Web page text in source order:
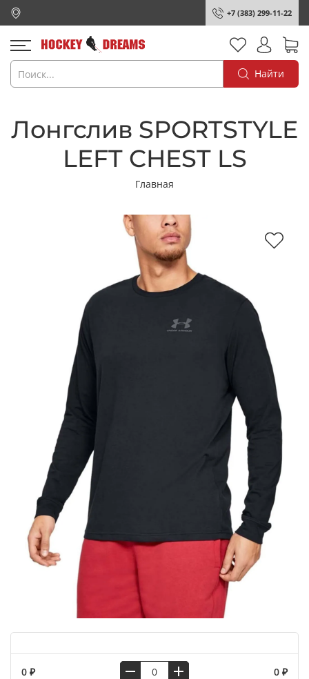
+7 (383) 299-11-22
Найти
Лонгслив SPORTSTYLE
LEFT CHEST LS
Главная
0 ₽ 0 ₽